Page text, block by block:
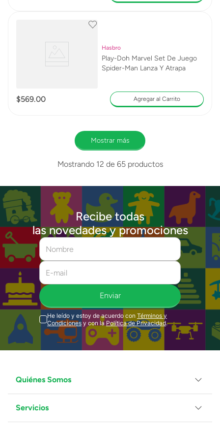
Hasbro
Play-Doh Marvel Set De Juego
Spider-Man Lanza Y Atrapa
$569.00 Agregar al Carrito
Mostrar más
Mostrando 12 de 65productos
Recibe todas
las novedades y promociones
Enviar
He leído y estoy de acuerdo con Términos y
Condiciones y con la Política de Privacidad.
Quiénes Somos
Grupo Juguetron
Localiza tu tienda
Servicios